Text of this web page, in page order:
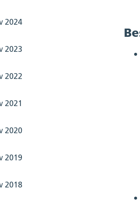
2024
2023
2022
2021
2020
2019
2018